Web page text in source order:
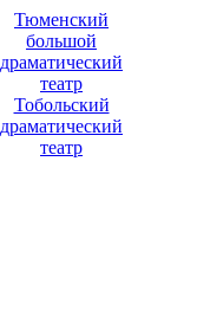
Тюменский
большой
драматический
театр
Тобольский
драматический
театр